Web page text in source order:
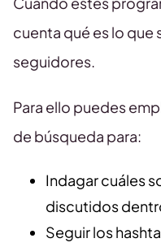
cuenta qué es lo que
seguidores.
Para ello puedes
de búsqueda para:
Indagar cuáles
discutidos
Seguir los